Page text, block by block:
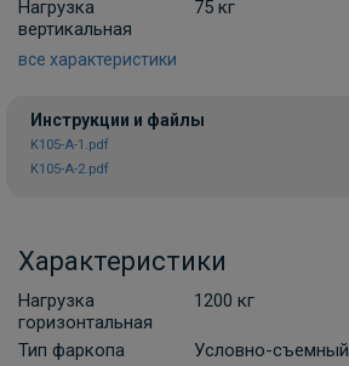
В НАЛИЧИИ
700 ₽
В корзину
Нагрузка
вертикальная
75 кг
все характеристики
Инструкции и файлы
K105-A-1.pdf
K105-A-2.pdf
Характеристики
Нагрузка
горизонтальная
1200 кг
Тип фаркопа
Условно-съемный